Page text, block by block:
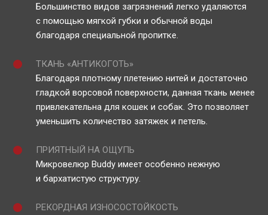
Большинство видов загрязнений легко удаляются
с помощью мягкой губки и обычной воды
благодаря специальной пропитке.
ТКАНЬ «АНТИКОГОТЬ»
Благодаря плотному плетению нитей и достаточно
гладкой ворсовой поверхности, данная ткань менее
привлекательна для кошек и собак. Это позволяет
уменьшить количество затяжек и петель.
ПРИЯТНЫЙ НА ОЩУПЬ
Микровелюр Buddy имеет особенно нежную
и бархатистую структуру.
РЕКОРДНАЯ ИЗНОСОСТОЙКОСТЬ